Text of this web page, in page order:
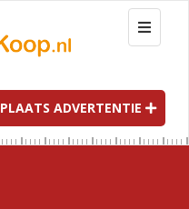
T
o
g
l
e
n
PLAATS ADVERTENTIE